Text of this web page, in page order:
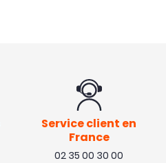
Service client en
France
02 35 00 30 00